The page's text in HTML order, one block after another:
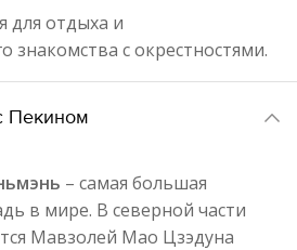
для отдыха и
знакомства с окрестностями.
Пекином
– самая большая
в мире. В северной части
Мавзолей Мао Цзэдуна